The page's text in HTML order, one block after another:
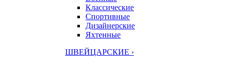
Классические
Спортивные
Дизайнерские
Яхтенные
ШВЕЙЦАРСКИЕ ›